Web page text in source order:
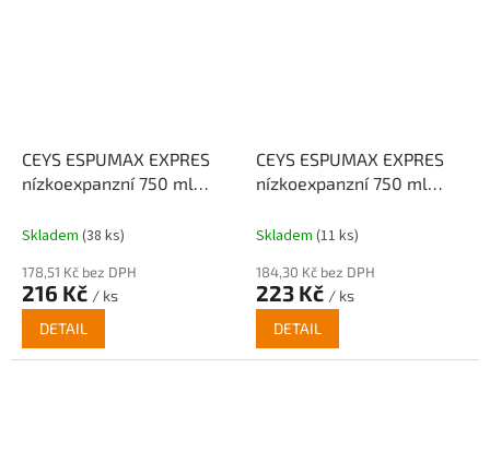
CEYS ESPUMAX EXPRES
nízkoexpanzní 750 ml
Skladem (38 ks)
178,51 Kč bez DPH
216 Kč / ks
DETAIL
CEYS ESPUMAX EXPRES
nízkoexpanzní 750 ml
Skladem (11 ks)
184,30 Kč bez DPH
223 Kč / ks
DETAIL